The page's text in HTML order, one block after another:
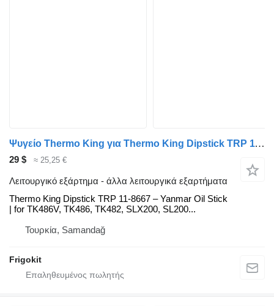
Ψυγείο Thermo King για Thermo King Dipstick TRP 11-8667 – Yanmar Oil Stick | for TK486V, TK486, TK482, SLX200, SL200 AFTERMARKET Thermo King Thermo
29 $ ≈ 25,25 €
Λειτουργικό εξάρτημα - άλλα λειτουργικά εξαρτήματα
Thermo King Dipstick TRP 11-8667 – Yanmar Oil Stick
| for TK486V, TK486, TK482, SLX200, SL200...
Τουρκία, Samandağ
Frigokit